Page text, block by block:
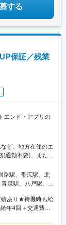
する
保証／残業
エンド・アプリの
ど、地方在住のエ
通勤不要)、または
とした全国の各
伴う転勤はありま
定！プロジェク
業所／大阪府大阪
号室■名古屋営業
路駅、帯広駅、北
森駅、八戸駅、弘
駅、新田駅(宮城
わき駅、郡山駅(福
あり★待機時も給
年4回＋交通費